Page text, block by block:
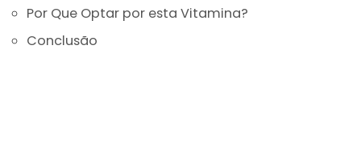
Por Que Optar por esta Vitamina?
Conclusão